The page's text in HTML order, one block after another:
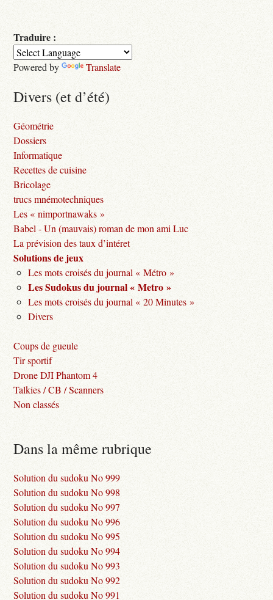
Traduire :
Powered by Translate
Divers (et d’été)
Géométrie
Dossiers
Informatique
Recettes de cuisine
Bricolage
trucs mnémotechniques
Les « nimportnawaks »
Babel - Un (mauvais) roman de mon ami Luc
La prévision des taux d’intéret
Solutions de jeux
Les mots croisés du journal « Métro »
Les Sudokus du journal « Metro »
Les mots croisés du journal « 20 Minutes »
Divers
Coups de gueule
Tir sportif
Drone DJI Phantom 4
Talkies / CB / Scanners
Non classés
Dans la même rubrique
Solution du sudoku No 999
Solution du sudoku No 998
Solution du sudoku No 997
Solution du sudoku No 996
Solution du sudoku No 995
Solution du sudoku No 994
Solution du sudoku No 993
Solution du sudoku No 992
Solution du sudoku No 991